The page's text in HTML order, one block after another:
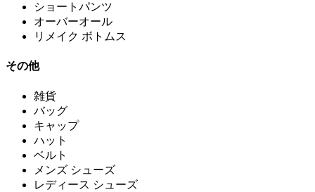
ショートパンツ
オーバーオール
リメイク ボトムス
その他
雑貨
バッグ
キャップ
ハット
ベルト
メンズ シューズ
レディース シューズ